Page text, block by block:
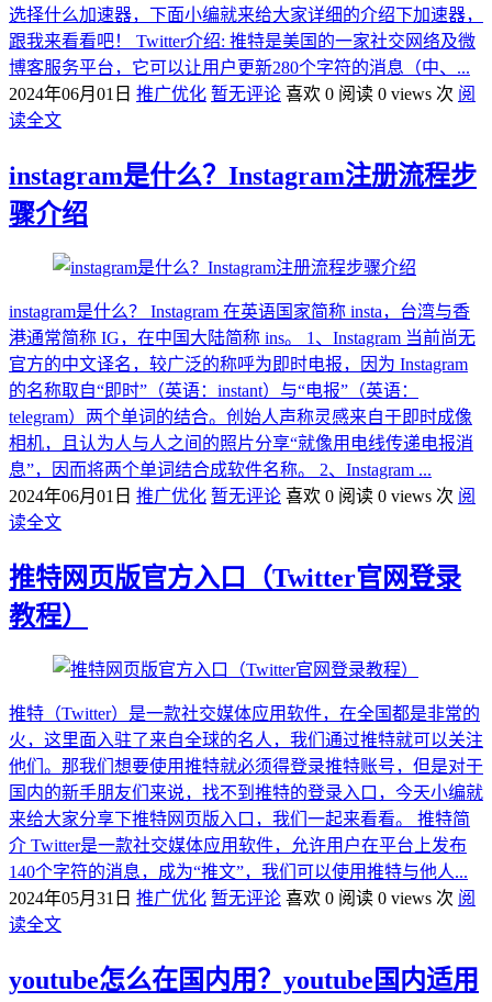
选择什么加速器，下面小编就来给大家详细的介绍下加速器，
跟我来看看吧！ Twitter介绍: 推特是美国的一家社交网络及微
博客服务平台，它可以让用户更新280个字符的消息（中、...
2024年06月01日 推广优化 暂无评论 喜欢 0 阅读 0 views 次 阅
读全文
instagram是什么？Instagram注册流程步
骤介绍
instagram是什么？ Instagram 在英语国家简称 insta，台湾与香
港通常简称 IG，在中国大陆简称 ins。 1、Instagram 当前尚无
官方的中文译名，较广泛的称呼为即时电报，因为 Instagram
的名称取自“即时”（英语：instant）与“电报”（英语：
telegram）两个单词的结合。创始人声称灵感来自于即时成像
相机，且认为人与人之间的照片分享“就像用电线传递电报消
息”，因而将两个单词结合成软件名称。 2、Instagram ...
2024年06月01日 推广优化 暂无评论 喜欢 0 阅读 0 views 次 阅
读全文
推特网页版官方入口（Twitter官网登录
教程）
推特（Twitter）是一款社交媒体应用软件，在全国都是非常的
火，这里面入驻了来自全球的名人，我们通过推特就可以关注
他们。那我们想要使用推特就必须得登录推特账号，但是对于
国内的新手朋友们来说，找不到推特的登录入口，今天小编就
来给大家分享下推特网页版入口，我们一起来看看。 推特简
介 Twitter是一款社交媒体应用软件，允许用户在平台上发布
140个字符的消息，成为“推文”，我们可以使用推特与他人...
2024年05月31日 推广优化 暂无评论 喜欢 0 阅读 0 views 次 阅
读全文
youtube怎么在国内用？youtube国内适用